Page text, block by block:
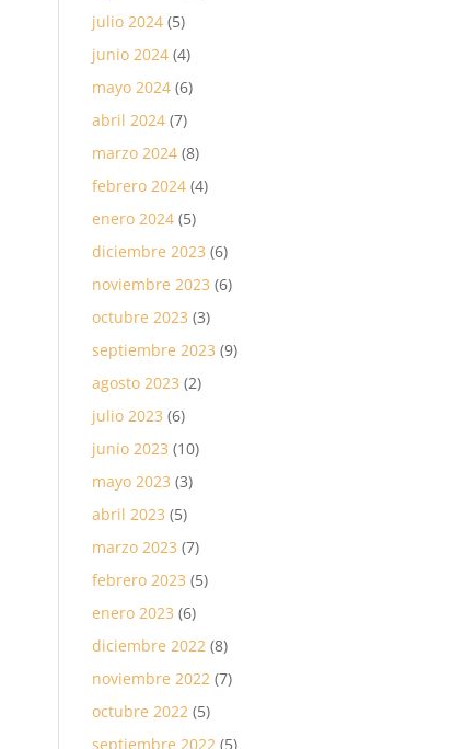
julio 2024 (5)
junio 2024 (4)
mayo 2024 (6)
abril 2024 (7)
marzo 2024 (8)
febrero 2024 (4)
enero 2024 (5)
diciembre 2023 (6)
noviembre 2023 (6)
octubre 2023 (3)
septiembre 2023 (9)
agosto 2023 (2)
julio 2023 (6)
junio 2023 (10)
mayo 2023 (3)
abril 2023 (5)
marzo 2023 (7)
febrero 2023 (5)
enero 2023 (6)
diciembre 2022 (8)
noviembre 2022 (7)
octubre 2022 (5)
septiembre 2022 (5)